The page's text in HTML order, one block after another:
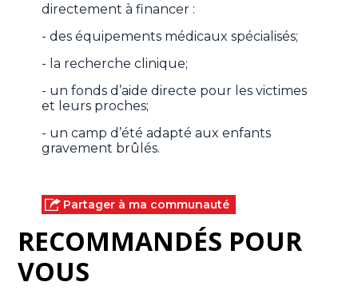
directement à financer :
- des équipements médicaux spécialisés;
- la recherche clinique;
- un fonds d’aide directe pour les victimes
et leurs proches;
- un camp d’été adapté aux enfants
gravement brûlés.
Partager à ma communauté
RECOMMANDÉS POUR
VOUS